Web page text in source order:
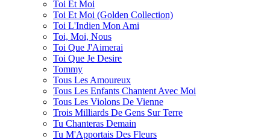
Toi Et Moi
Toi Et Moi (Golden Collection)
Toi L'Indien Mon Ami
Toi, Moi, Nous
Toi Que J'Aimerai
Toi Que Je Desire
Tommy
Tous Les Amoureux
Tous Les Enfants Chantent Avec Moi
Tous Les Violons De Vienne
Trois Milliards De Gens Sur Terre
Tu Chanteras Demain
Tu M'Apportais Des Fleurs